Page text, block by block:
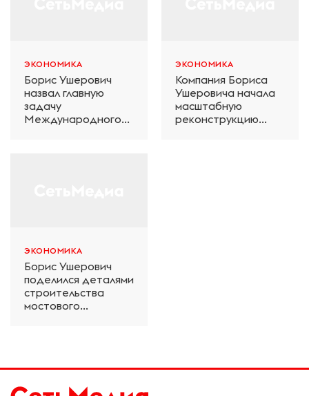
ЭКОНОМИКА
Борис Ушерович
назвал главную
задачу
Международного
ЭКОНОМИКА
Компания Бориса
Ушеровича начала
масштабную
реконструкцию
ЭКОНОМИКА
Борис Ушерович
поделился деталями
строительства
мостового